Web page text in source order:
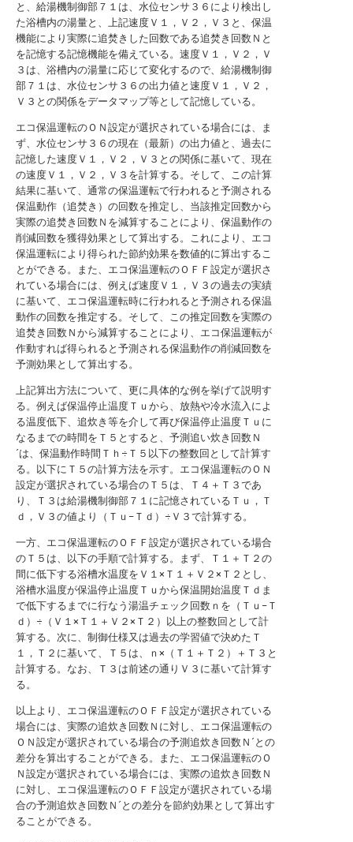
と、給湯機制御部７１は、水位センサ３６により検出し
た浴槽内の湯量と、上記速度Ｖ１，Ｖ２，Ｖ３と、保温
機能により実際に追焚きした回数である追焚き回数Ｎと
を記憶する記憶機能を備えている。速度Ｖ１，Ｖ２，Ｖ
３は、浴槽内の湯量に応じて変化するので、給湯機制御
部７１は、水位センサ３６の出力値と速度Ｖ１，Ｖ２，
Ｖ３との関係をデータマップ等として記憶している。
エコ保温運転のＯＮ設定が選択されている場合には、ま
ず、水位センサ３６の現在（最新）の出力値と、過去に
記憶した速度Ｖ１，Ｖ２，Ｖ３との関係に基いて、現在
の速度Ｖ１，Ｖ２，Ｖ３を計算する。そして、この計算
結果に基いて、通常の保温運転で行われると予測される
保温動作（追焚き）の回数を推定し、当該推定回数から
実際の追焚き回数Ｎを減算することにより、保温動作の
削減回数を獲得効果として算出する。これにより、エコ
保温運転により得られた節約効果を数値的に算出するこ
とができる。また、エコ保温運転のＯＦＦ設定が選択さ
れている場合には、例えば速度Ｖ１，Ｖ３の過去の実績
に基いて、エコ保温運転時に行われると予測される保温
動作の回数を推定する。そして、この推定回数を実際の
追焚き回数Ｎから減算することにより、エコ保温運転が
作動すれば得られると予測される保温動作の削減回数を
予測効果として算出する。
上記算出方法について、更に具体的な例を挙げて説明す
る。例えば保温停止温度Ｔｕから、放熱や冷水流入によ
る温度低下、追炊き等を介して再び保温停止温度Ｔｕに
なるまでの時間をＴ５とすると、予測追い炊き回数Ｎ
´は、保温動作時間Ｔｈ÷Ｔ５以下の整数回として計算す
る。以下にＴ５の計算方法を示す。エコ保温運転のＯＮ
設定が選択されている場合のＴ５は、Ｔ４＋Ｔ３であ
り、Ｔ３は給湯機制御部７１に記憶されているＴｕ，Ｔ
ｄ，Ｖ３の値より（Ｔｕ−Ｔｄ）÷Ｖ３で計算する。
一方、エコ保温運転のＯＦＦ設定が選択されている場合
のＴ５は、以下の手順で計算する。まず、Ｔ１＋Ｔ２の
間に低下する浴槽水温度をＶ１×Ｔ１＋Ｖ２×Ｔ２とし、
浴槽水温度が保温停止温度Ｔｕから保温開始温度Ｔｄま
で低下するまでに行なう湯温チェック回数ｎを（Ｔｕ−Ｔ
ｄ）÷（Ｖ１×Ｔ１＋Ｖ２×Ｔ２）以上の整数回として計
算する。次に、制御仕様又は過去の学習値で決めたＴ
１，Ｔ２に基いて、Ｔ５は、ｎ×（Ｔ１＋Ｔ２）＋Ｔ３と
計算する。なお、Ｔ３は前述の通りＶ３に基いて計算す
る。
以上より、エコ保温運転のＯＦＦ設定が選択されている
場合には、実際の追炊き回数Ｎに対し、エコ保温運転の
ＯＮ設定が選択されている場合の予測追炊き回数Ｎ´との
差分を算出することができる。また、エコ保温運転のＯ
Ｎ設定が選択されている場合には、実際の追炊き回数Ｎ
に対し、エコ保温運転のＯＦＦ設定が選択されている場
合の予測追炊き回数Ｎ´との差分を節約効果として算出す
ることができる。